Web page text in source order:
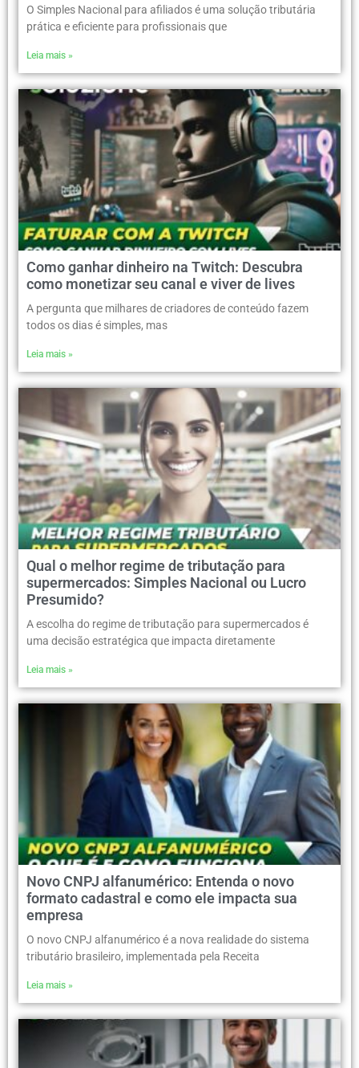
O Simples Nacional para afiliados é uma solução tributária
prática e eficiente para profissionais que
Leia mais »
Como ganhar dinheiro na Twitch: Descubra
como monetizar seu canal e viver de lives
A pergunta que milhares de criadores de conteúdo fazem
todos os dias é simples, mas
Leia mais »
Qual o melhor regime de tributação para
supermercados: Simples Nacional ou Lucro
Presumido?
A escolha do regime de tributação para supermercados é
uma decisão estratégica que impacta diretamente
Leia mais »
Novo CNPJ alfanumérico: Entenda o novo
formato cadastral e como ele impacta sua
empresa
O novo CNPJ alfanumérico é a nova realidade do sistema
tributário brasileiro, implementada pela Receita
Leia mais »